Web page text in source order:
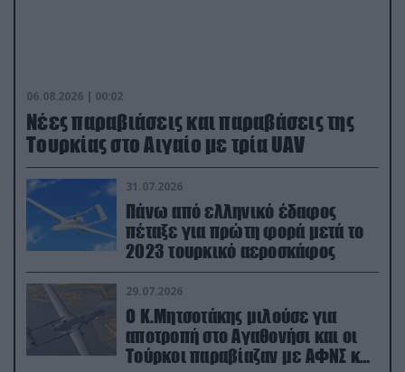
06.08.2026 | 00:02
Νέες παραβιάσεις και παραβάσεις της
Τουρκίας στο Αιγαίο με τρία UAV
31.07.2026
Πάνω από ελληνικό έδαφος
πέταξε για πρώτη φορά μετά το
2023 τουρκικό αεροσκάφος
29.07.2026
Ο Κ.Μητσοτάκης μιλούσε για
αποτροπή στο Αγαθονήσι και οι
Τούρκοι παραβίαζαν με ΑΦΝΣ και